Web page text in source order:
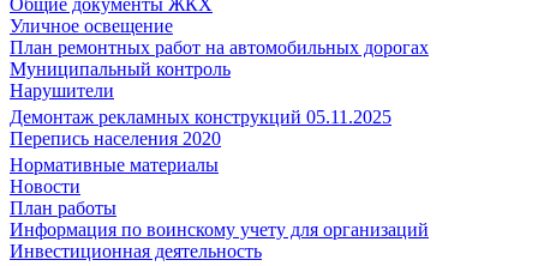
Общие документы ЖКХ
Уличное освещение
План ремонтных работ на автомобильных дорогах
Муниципальный контроль
Нарушители
Демонтаж рекламных конструкций 05.11.2025
Перепись населения 2020
Нормативные материалы
Новости
План работы
Информация по воинскому учету для организаций
Инвестиционная деятельность